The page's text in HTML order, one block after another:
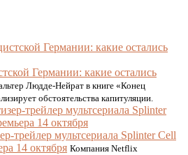
Германии: какие остались
Людде-Нейрат в книге «Конец
обстоятельства капитуляции.
трейлер мультсериала Splinter Cell
14 октября Компания Netflix